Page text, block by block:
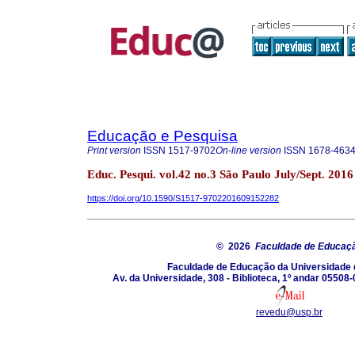
Educação e Pesquisa
Print version ISSN 1517-9702On-line version ISSN 1678-4634
Educ. Pesqui. vol.42 no.3 São Paulo July/Sept. 2016
https://doi.org/10.1590/S1517-9702201609152282
© 2026 Faculdade de
Faculdade de Educação da Universidade
Av. da Universidade, 308 - Biblioteca, 1º andar
revedu@usp.br